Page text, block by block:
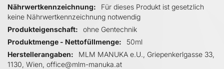
Nährwertkennzeichnung
Für dieses Produkt ist gesetzlich
keine Nährwertkennzeichnung notwendig
Produkteigenschaft
ohne Gentechnik
Produktmenge - Nettofüllmenge
50ml
Herstellerangaben
MLM MANUKA e.U., Griepenkerlgasse 33,
1130, Wien, office@mlm-manuka.at